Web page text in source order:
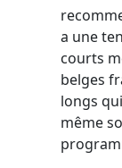
a une
courts
belges
longs
même